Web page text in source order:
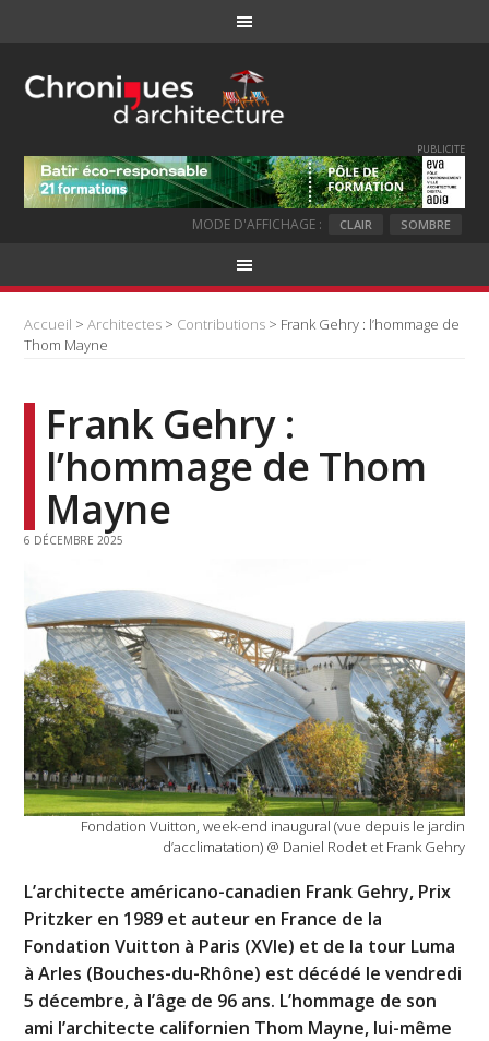
PUBLICITE
MODE D'AFFICHAGE : CLAIR SOMBRE
Accueil >Architectes > Contributions > Frank Gehry : l’hommage de
Thom Mayne
Frank Gehry :
l’hommage de Thom
Mayne
6 DÉCEMBRE 2025
Fondation Vuitton, week-end inaugural (vue depuis le jardin
d’acclimatation) @ Daniel Rodet et Frank Gehry
L’architecte américano-canadien Frank Gehry, Prix
Pritzker en 1989 et auteur en France de la
Fondation Vuitton à Paris (XVIe) et de la tour Luma
à Arles (Bouches-du-Rhône) est décédé le vendredi
5 décembre, à l’âge de 96 ans. L’hommage de son
ami l’architecte californien Thom Mayne, lui-même